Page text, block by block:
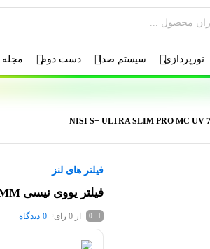
نورپردازی سیستم صدا دست دوم مجله
فیلتر های لنز
فیلتر یووی نیسی NISI S+ ULTRA SLIM PRO MC UV 77MM
0 از 0 رای 0 دیدگاه